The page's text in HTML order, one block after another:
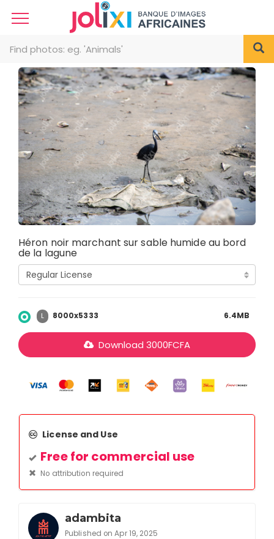
Héron noir marchant sur sable humide au bord
de la lagune
L 8000x5333 6.4MB
Download 3000FCFA
License and Use
Free for commercial use
No attribution required
adambita
Published on Apr 19, 2025